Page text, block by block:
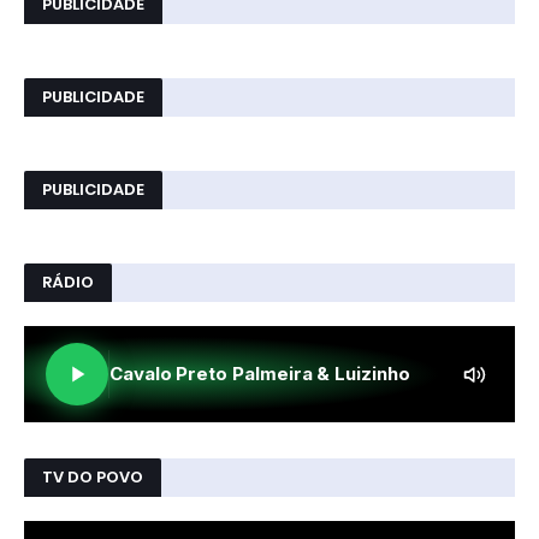
PUBLICIDADE
PUBLICIDADE
RÁDIO
TV DO POVO